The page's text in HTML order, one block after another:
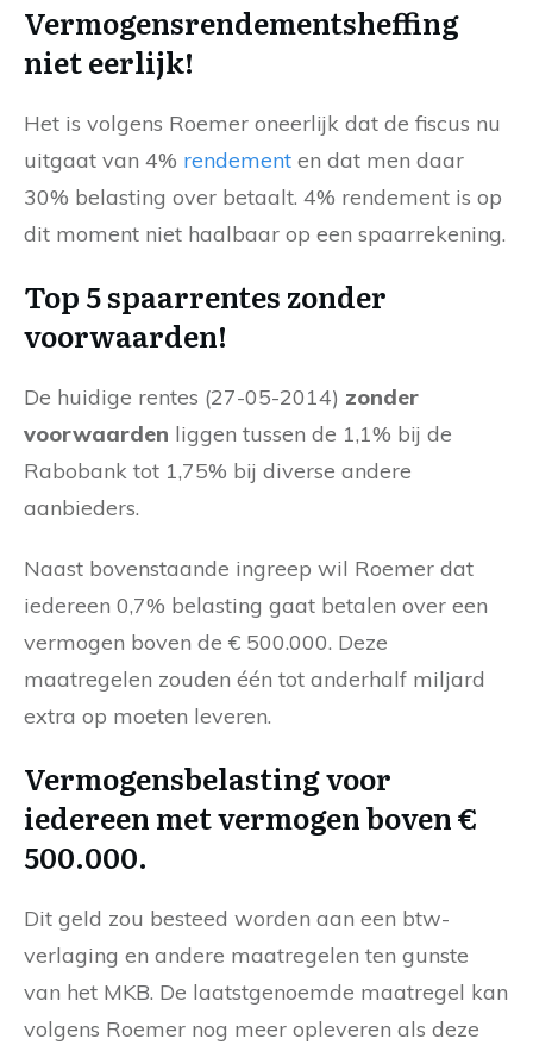
Vermogensrendementsheffing
niet eerlijk!
Het is volgens Roemer oneerlijk dat de fiscus nu
uitgaat van 4% rendement en dat men daar
30% belasting over betaalt. 4% rendement is op
dit moment niet haalbaar op een spaarrekening.
Top 5 spaarrentes zonder
voorwaarden!
De huidige rentes (27-05-2014) zonder
voorwaarden liggen tussen de 1,1% bij de
Rabobank tot 1,75% bij diverse andere
aanbieders.
Naast bovenstaande ingreep wil Roemer dat
iedereen 0,7% belasting gaat betalen over een
vermogen boven de € 500.000. Deze
maatregelen zouden één tot anderhalf miljard
extra op moeten leveren.
Vermogensbelasting voor
iedereen met vermogen boven €
500.000.
Dit geld zou besteed worden aan een btw-
verlaging en andere maatregelen ten gunste
van het MKB. De laatstgenoemde maatregel kan
volgens Roemer nog meer opleveren als deze